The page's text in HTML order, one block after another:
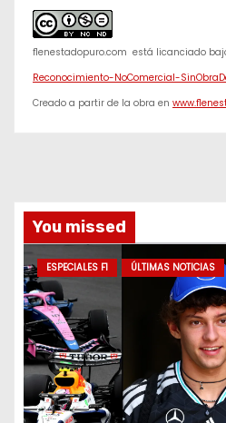
f1enestadopuro.com está licanciado
Reconocimiento-NoComercial-
Creado a partir de la obra en
You missed
ESPECIALES F1 ÚLTIMAS NOTICIAS